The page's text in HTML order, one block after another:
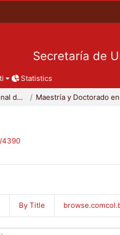
Secretaría de
Statistics
Coordinación Divisional de Posgrado
4390
By Title